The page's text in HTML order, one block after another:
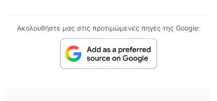
Ακολουθήστε μας στις προτιμώμενες πηγές της Google: